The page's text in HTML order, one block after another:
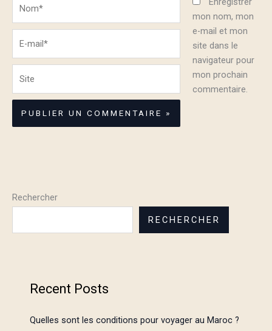
mon nom, mon
e-mail et mon
site dans le
navigateur pour
mon prochain
commentaire.
Rechercher
RECHERCHER
Recent Posts
Quelles sont les conditions pour voyager au Maroc ?